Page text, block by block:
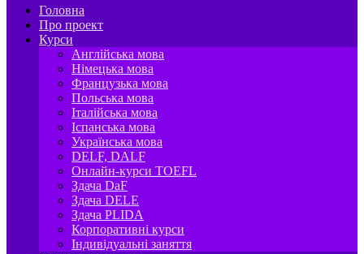
Головна
Про проект
Курси
Англійська мова
Німецька мова
Французька мова
Польська мова
Італійська мова
Іспанська мова
Українська мова
DELF, DALF
Онлайн-курси TOEFL
Здача DaF
Здача DELE
Здача PLIDA
Корпоративні курси
Індивідуальні заняття